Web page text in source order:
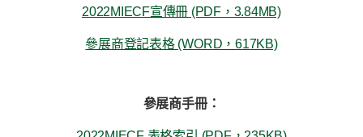
2022MIECF宣傳冊 (PDF，3.84MB)
參展商登記表格 (WORD，617KB)
參展商手冊：